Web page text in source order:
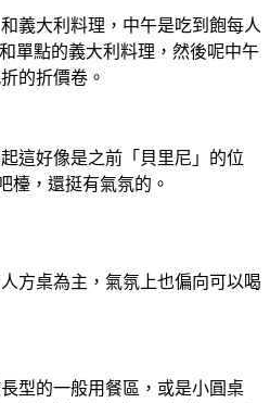
義大利料理，中午是吃到飽每人
單點的義大利料理，然後呢中午
的折價卷。
這好像是之前「貝里尼」的位
檯，還挺有氣氛的。
方桌為主，氣氛上也偏向可以喝
型的一般用餐區，或是小圓桌